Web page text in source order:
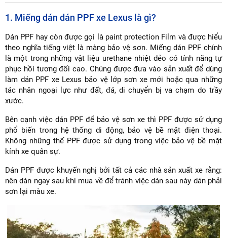
1. Miếng dán dán PPF xe Lexus là gì?
Dán PPF hay còn được gọi là paint protection Film và được hiểu
theo nghĩa tiếng việt là màng bảo vệ sơn. Miếng dán PPF chính
là một trong những vật liệu urethane nhiệt dẻo có tính năng tự
phục hồi tương đối cao. Chúng được đưa vào sản xuất để dùng
làm dán PPF xe Lexus bảo vệ lớp sơn xe mới hoặc qua những
tác nhân ngoại lực như đất, đá, di chuyển bị va chạm do trầy
xước.
Bên cạnh việc dán PPF để bảo vệ sơn xe thì PPF được sử dụng
phổ biến trong hệ thống di động, bảo vệ bề mặt điện thoại.
Không những thế PPF được sử dụng trong việc bảo vệ bề mặt
kính xe quân sự.
Dán PPF được khuyến nghị bởi tất cả các nhà sản xuất xe rằng:
nên dán ngay sau khi mua về để tránh việc dán sau này dán phải
sơn lại màu xe.